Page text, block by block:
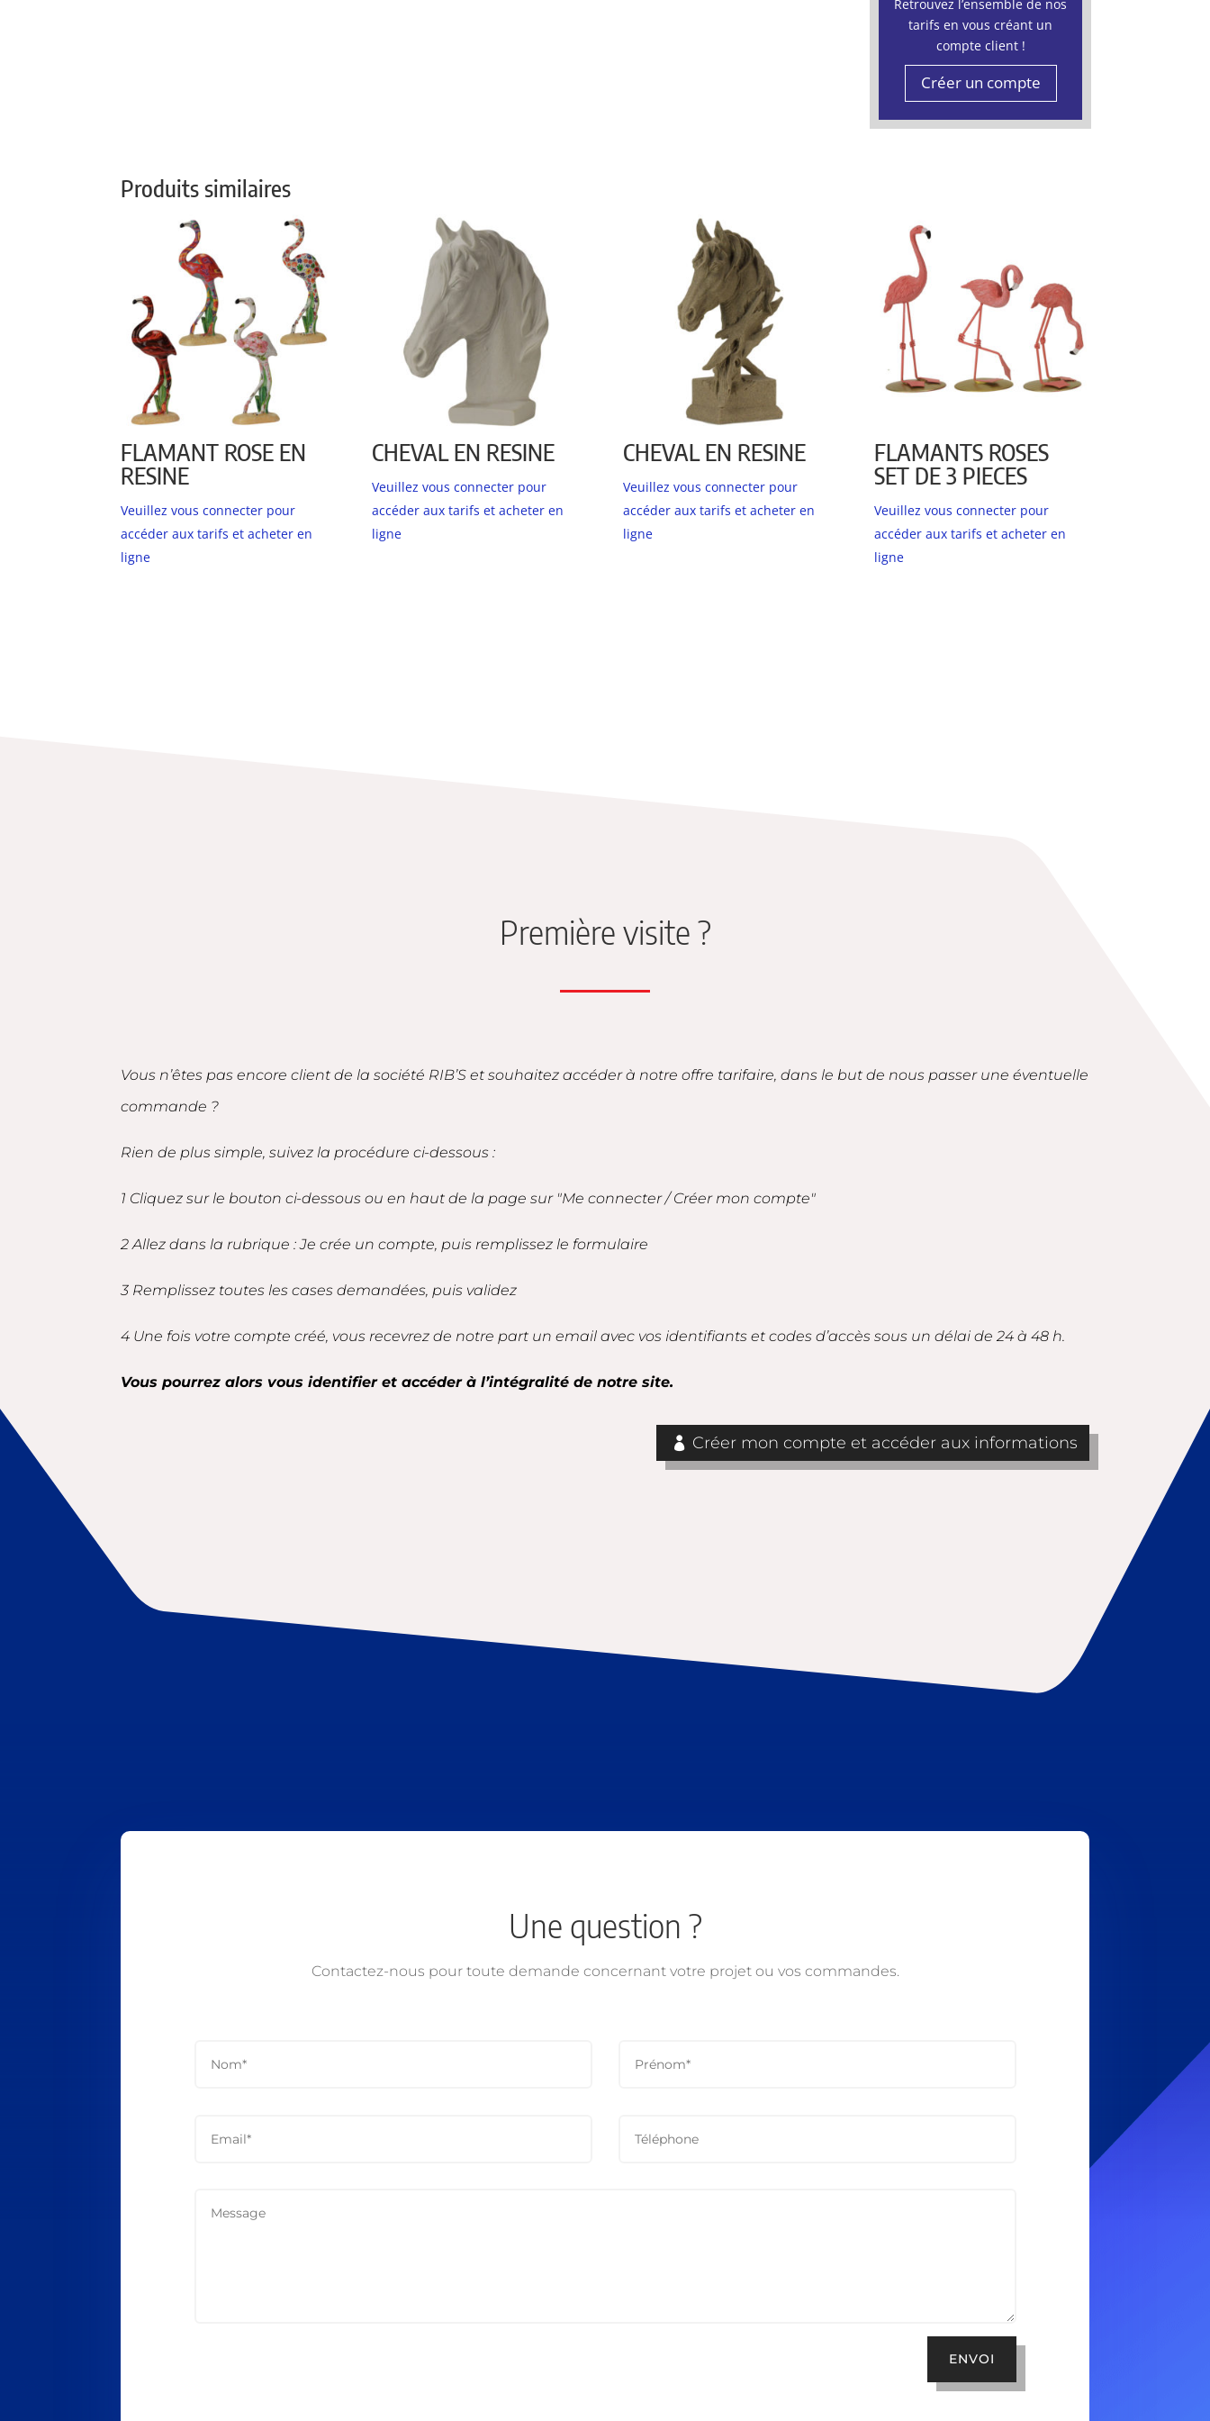
Retrouvez l’ensemble de nos
tarifs en vous créant un
compte client !
Créer un compte
Produits similaires
FLAMANT ROSE EN
RESINE
Veuillez vous connecter pour
accéder aux tarifs et acheter en
ligne
CHEVAL EN RESINE
Veuillez vous connecter pour
accéder aux tarifs et acheter en
ligne
CHEVAL EN RESINE
Veuillez vous connecter pour
accéder aux tarifs et acheter en
ligne
FLAMANTS ROSES
SET DE 3 PIECES
Veuillez vous connecter pour
accéder aux tarifs et acheter en
ligne
Première visite ?
Vous n’êtes pas encore client de la société RIB’S et souhaitez accéder à notre offre tarifaire, dans le but de nous passer une éventuelle
commande ?
Rien de plus simple, suivez la procédure ci-dessous :
1 Cliquez sur le bouton ci-dessous ou en haut de la page sur "Me connecter / Créer mon compte"
2 Allez dans la rubrique : Je crée un compte, puis remplissez le formulaire
3 Remplissez toutes les cases demandées, puis validez
4 Une fois votre compte créé, vous recevrez de notre part un email avec vos identifiants et codes d’accès sous un délai de 24 à 48 h.
Vous pourrez alors vous identifier et accéder à l’intégralité de notre site.
Créer mon compte et accéder aux informations
Une question ?
Contactez-nous pour toute demande concernant votre projet ou vos commandes.
ENVOI